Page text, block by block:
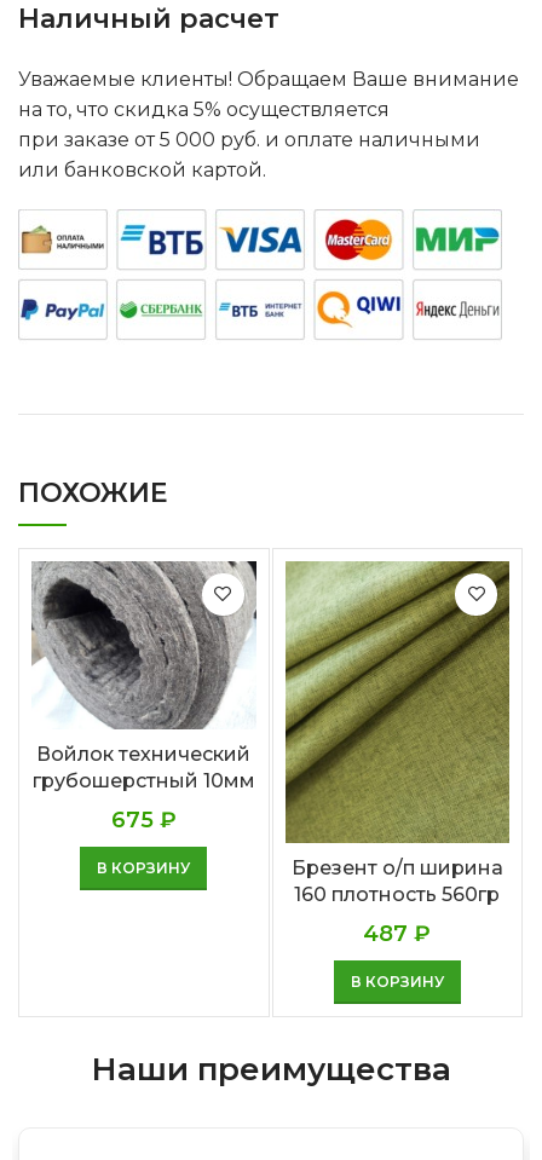
Наличный расчет
Уважаемые клиенты! Обращаем Ваше внимание
на то, что скидка 5% осуществляется
при заказе от 5 000 руб. и оплате наличными
или банковской картой.
ПОХОЖИЕ
Войлок технический
грубошерстный 10мм
675 ₽
В КОРЗИНУ
Брезент о/п ширина
160 плотность 560гр
487₽
В КОРЗИНУ
Наши преимущества